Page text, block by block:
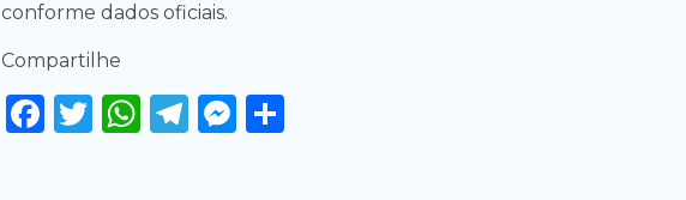
conforme dados oficiais.
Compartilhe
Facebook
Twitter
WhatsApp
Telegram
Messenger